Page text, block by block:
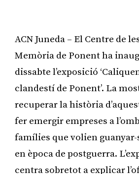
ACN Juneda – El Centre de
Memòria de Ponent ha
dissabte l’exposició
clandestí de Ponent’. La
recuperar la història
fer emergir empreses a
famílies que volien guanyar-
en època de postguerra.
centra sobretot a explicar